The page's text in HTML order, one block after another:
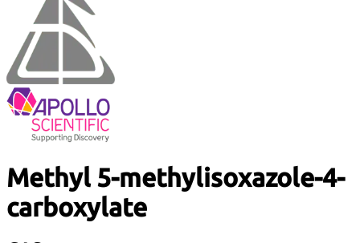
Methyl 5-methylisoxazole-4-
carboxylate